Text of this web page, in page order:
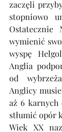
zaczęli
stopniowo
Ostatecznie
wymienić
wyspę
Anglia
od
Anglicy
aż 6 karnych
stłumić opór
Wiek XX